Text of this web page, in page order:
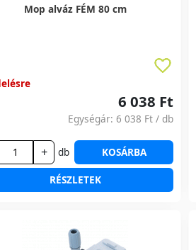
Mop alváz FÉM 80 cm
6 038 Ft
Egységár: 6 038 Ft / db
+ db KOSÁRBA
RÉSZLETEK